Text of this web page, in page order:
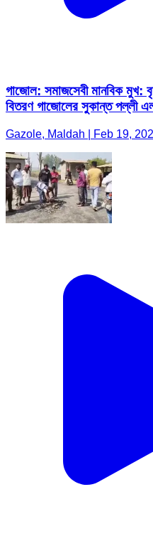
গাজোল: সমাজসেবী মানবিক মুখ:
বিতরণ গাজোলের সুকান্ত পল্লী
Gazole, Maldah | Feb 19,